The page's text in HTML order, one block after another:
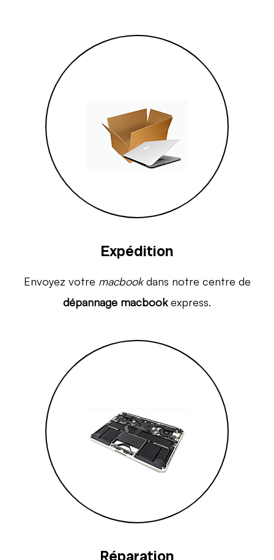
Expédition
Envoyez votre macbookdans notre centre de
dépannage macbookexpress.
Réparation